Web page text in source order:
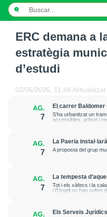
ERC demana a
estratègia
d’estudi
02/06/2026, 11:48 Actualiazat
AG.
7
El carrer Baldomer
trànsit per millorar
l’entorn de Rovira
S’ha urbanitzat un
accessibles, arbrat i
AG.
7
La Paeria
la plaça Edil
A proposta del grup
AG.
7
La tempesta
a 7 cm a Raimat,
afectacions
Tot i els xàfecs i la
i l’Urgell no han sofert
AG.
Els Serveis